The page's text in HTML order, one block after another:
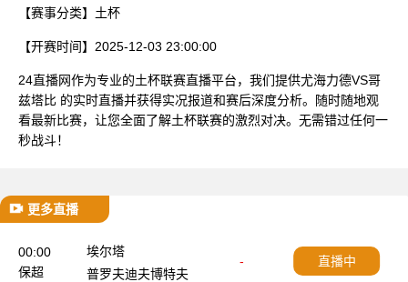
【赛事分类】 土杯
【开赛时间】 2025-12-03 23:00:00
24直播网作为专业的土杯联赛直播平台，我们提供尤海力德VS哥
兹塔比 的实时直播并获得实况报道和赛后深度分析。随时随地观
看最新比赛，让您全面了解土杯联赛的激烈对决。无需错过任何一
秒战斗！
更多直播
00:00
保超
埃尔塔
-
普罗夫迪夫博特夫
直播中